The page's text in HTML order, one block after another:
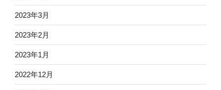
2023年3月
2023年2月
2023年1月
2022年12月